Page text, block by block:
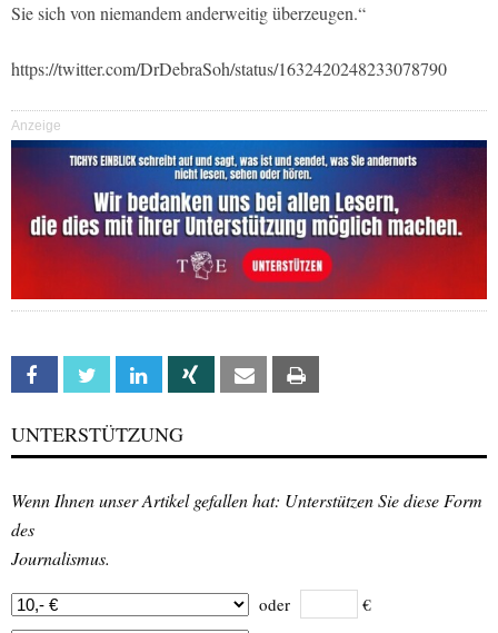
Sie sich von niemandem anderweitig überzeugen.“
https://twitter.com/DrDebraSoh/status/1632420248233078790
Anzeige
Facebook Twitter Linkedin Xing Email
UNTERSTÜTZUNG
Wenn Ihnen unser Artikel gefallen hat: Unterstützen Sie diese Form
des
Journalismus.
oder €